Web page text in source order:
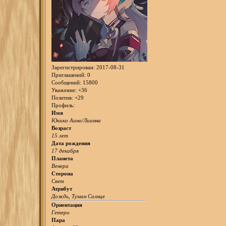
Зарегистрирован: 2017-08-31
Приглашений: 0
Сообщений: 15800
Уважение: +36
Позитив: +29
Профиль:
Имя
Юкико Аино/Лианна
Возраст
15 лет
Дата рождения
17 декабря
Планета
Венера
Сторона
Свет
Атрибут
Дождь, Туман Солнце
Ориентация
Гетеро
Пара